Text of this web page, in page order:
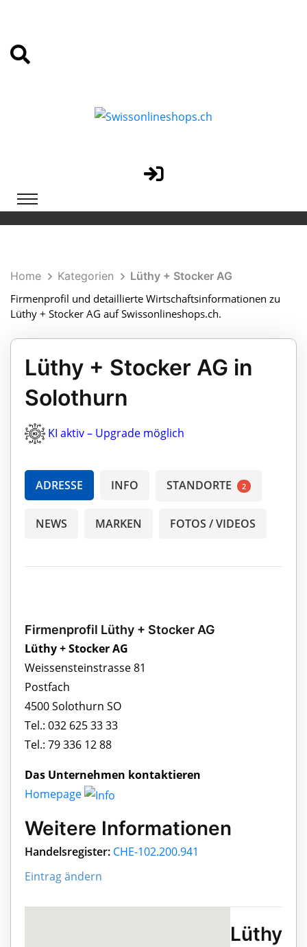
Home Kategorien
Lüthy + Stocker AG
Firmenprofil und detaillierte Wirtschaftsinformationen zu
Lüthy + Stocker AG auf Swissonlineshops.ch.
Lüthy + Stocker AG in
Solothurn
KI aktiv – Upgrade möglich
ADRESSE INFO STANDORTE 2
NEWS MARKEN FOTOS / VIDEOS
Firmenprofil Lüthy + Stocker AG
Lüthy + Stocker AG
Weissensteinstrasse 81
Postfach
4500 Solothurn SO
Tel.: 032 625 33 33
Tel.: 79 336 12 88
Das Unternehmen kontaktieren
Homepage
Weitere Informationen
Handelsregister: CHE-102.200.941
Eintrag ändern
Lüthy